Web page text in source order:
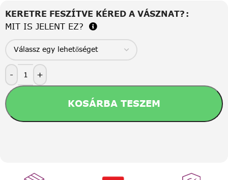
KERETRE FESZÍTVE KÉRED A VÁSZNAT?
MIT IS JELENT EZ?
- +
KOSÁRBA TESZEM